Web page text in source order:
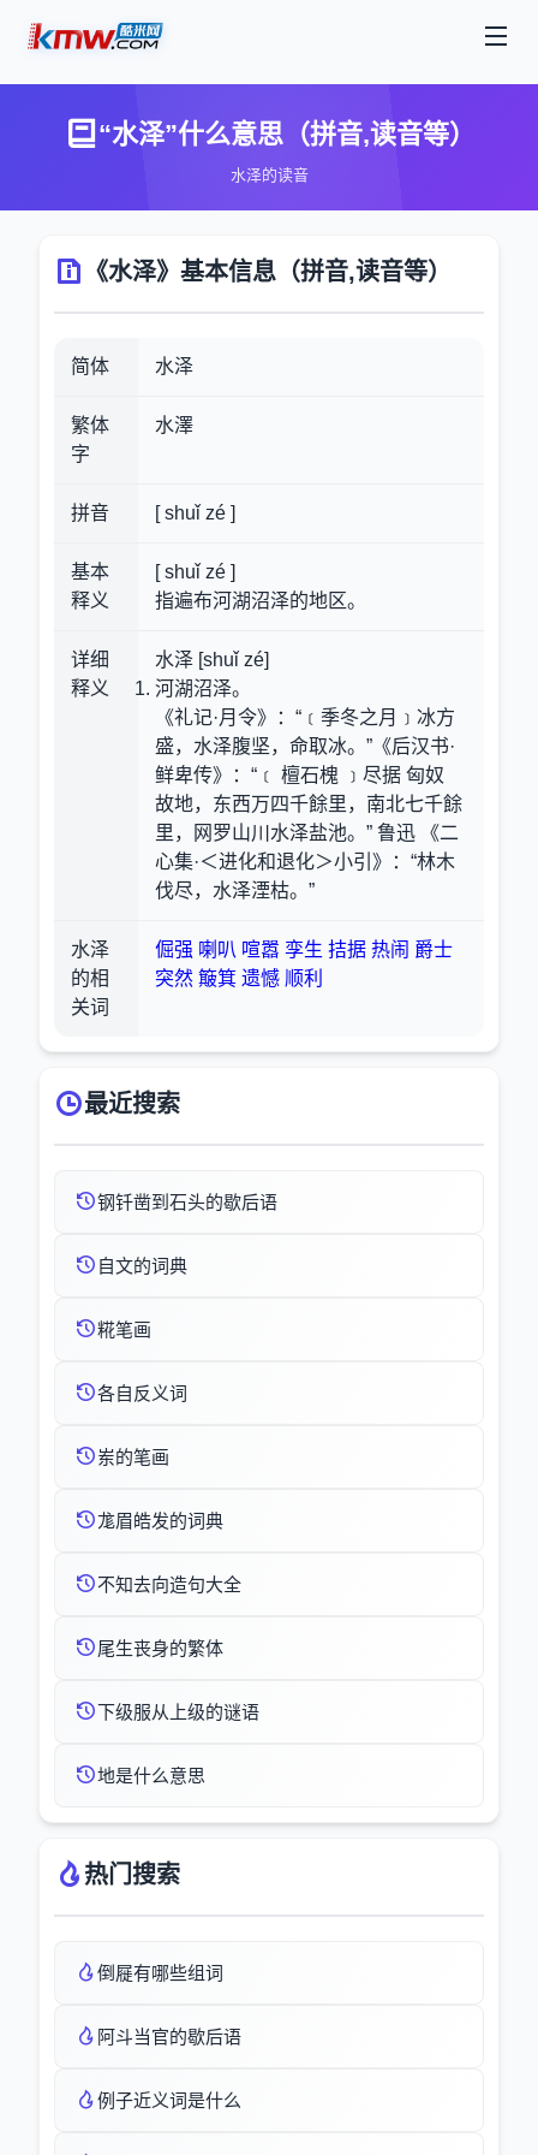
“水泽”什么意思（拼音,读音等）
水泽的读音
《水泽》基本信息（拼音,读音等）
简体 水泽
繁体
字
水澤
拼音 [ shuǐ zé ]
基本
释义
[ shuǐ zé ]
指遍布河湖沼泽的地区。
详细
释义
水泽 [shuǐ zé]
河湖沼泽。
《礼记·月令》：“﹝季冬之月﹞冰方
盛，水泽腹坚，命取冰。”《后汉书·
鲜卑传》：“﹝ 檀石槐 ﹞尽据 匈奴
故地，东西万四千餘里，南北七千餘
里，网罗山川水泽盐池。” 鲁迅 《二
心集·＜进化和退化＞小引》：“林木
伐尽，水泽湮枯。”
水泽
的相
关词
倔强 喇叭 喧嚣 孪生 拮据 热闹 爵士
突然 簸箕 遗憾 顺利
最近搜索
钢钎凿到石头的歇后语
自文的词典
糀笔画
各自反义词
岽的笔画
尨眉皓发的词典
不知去向造句大全
尾生丧身的繁体
下级服从上级的谜语
地是什么意思
热门搜索
倒屣有哪些组词
阿斗当官的歇后语
例子近义词是什么